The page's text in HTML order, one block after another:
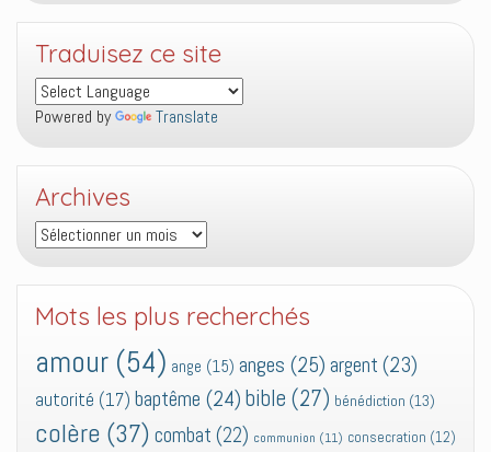
Traduisez ce site
Powered by Translate
Archives
Archives
Mots les plus recherchés
amour (54) ange (15) anges (25) argent (23)
autorité (17) baptême (24) bible (27) bénédiction (13)
colère (37) combat (22) communion (11) consecration (12)